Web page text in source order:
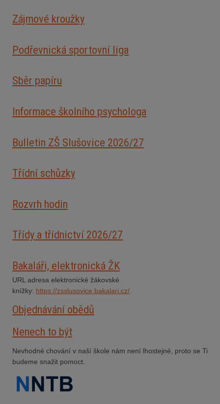
Zájmové kroužky
Podřevnická sportovní liga
Sběr papíru
Informace školního psychologa
Bulletin ZŠ Slušovice 2026/27
Třídní schůzky
Rozvrh hodin
Třídy a třídnictví 2026/27
Bakaláři, elektronická ŽK
URL adresa elektronické žákovské
knížky: https://zsslusovice.bakalari.cz/.
Objednávání obědů
Nenech to být
Nevhodné chování v naší škole nám není lhostejné, proto se Ti
budeme snažit pomoct.